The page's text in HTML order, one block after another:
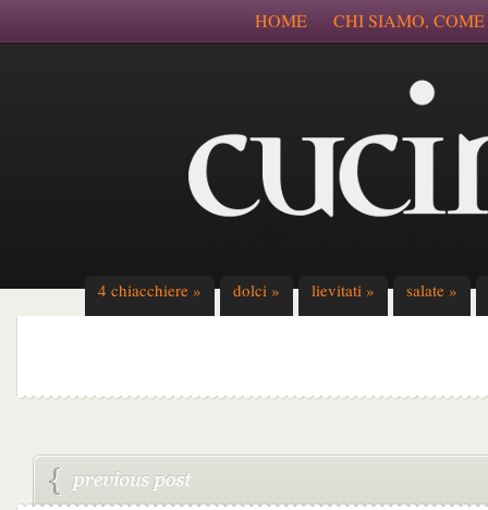
HOME CHI SIAMO,
4 chiacchiere » dolci » lievitati » salate »